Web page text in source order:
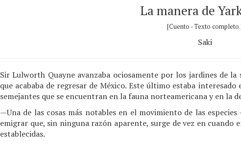
La manera de
[Cuento - Texto
Saki
Sir Lulworth Quayne avanzaba ociosamente por los jardines de
que acababa de regresar de México. Este último estaba
semejantes que se encuentran en la fauna norteamericana y en la
—Una de las cosas más notables en el movimiento de las
emigrar que, sin ninguna razón aparente, surge de vez en cuando
establecidas.